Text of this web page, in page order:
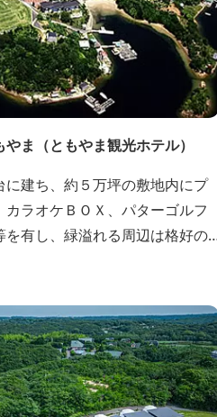
ま（ともやま観光ホテル）
に建ち、約５万坪の敷地内にプ
ラオケＢＯＸ、パターゴルフ
有し、緑溢れる周辺は格好の
す。お料理は新鮮な海の幸を
（秋）等グルメ志向の方に好評
ーベキューも毎晩行ないます。